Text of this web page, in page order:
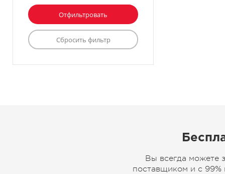
Вы всегда можете
поставщиком и с 99%